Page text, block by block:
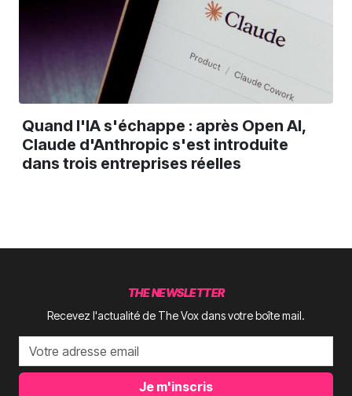
Quand l'IA s'échappe : après Open AI,
Claude d'Anthropic s'est introduite
dans trois entreprises réelles
THE NEWSLETTER
Recevez l'actualité de The Vox dans votre boîte mail.
Je m'inscris